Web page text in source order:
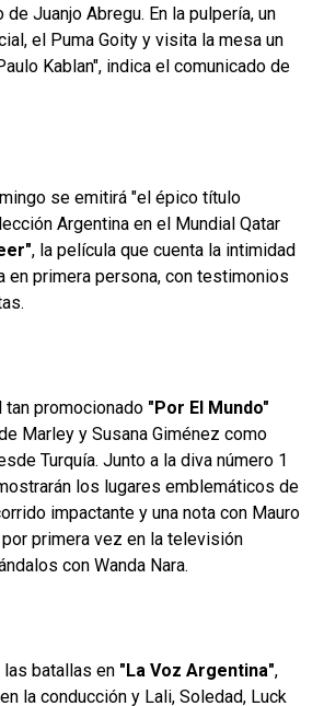
Juanjo Abregu. En la pulpería, un
el Puma Goity y visita la mesa un
Kablan", indica el comunicado de
se emitirá "el épico título
Argentina en el Mundial Qatar
, la película que cuenta la intimidad
en primera persona, con testimonios
tan promocionado "Por El Mundo"
Marley y Susana Giménez como
Turquía. Junto a la diva número 1
los lugares emblemáticos de
impactante y una nota con Mauro
por primera vez en la televisión
con Wanda Nara.
las batallas en "La Voz Argentina",
la conducción y Lali, Soledad, Luck